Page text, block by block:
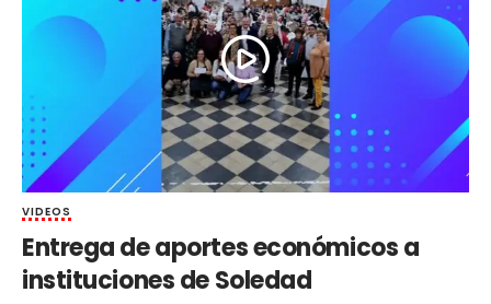
VIDEOS
Entrega de aportes económicos a
instituciones de Soledad